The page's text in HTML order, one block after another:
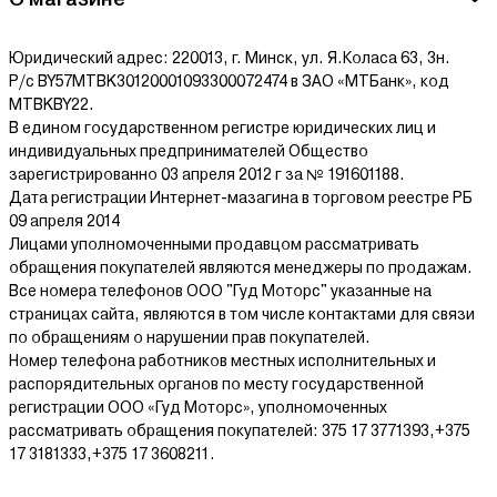
Двухколесные. Требование к грузовой тележке этого типа –
качественная теплоизоляция ручек и их расположение –
прямое или наклонное. Для удобства хвата могут быть
установлены наконечники из пластика или резины.
В крупными пневмоколесами.
Платформенные. Они рассчитаны на крупногабаритные
тяжелые грузы и их транспортировку на большие расстояния, а
при наличии пневмоколес – даже по плохим дорогам и
грунтовой поверхности. Наиболее крупные модели могут стать
полноценной заменой для автомобильного прицепа и
перевозить грузы весом до половины тонны. Наличие
откидывающегося борта особенно удобно для погрузки и
выгрузки.
Рельсовые. Предназначены для крупных предприятий, в
которых складские помещения и основные маршруты погрузки
оснащены рельсовой дорогой. тележка грузовая рельсовая
отличается надежностью и достаточно высокой
грузоподъемностью.
Купить складскую тележку с доставкой по
Беларуси
Юридический адрес: 220013, г. Минск, ул. Я.Коласа 63, 3н.
Р/с BY57MTBK30120001093300072474 в ЗАО «МТБанк», код
MTBKBY22.
В едином государственном регистре юридических лиц и
индивидуальных предпринимателей Общество
зарегистрированно 03 апреля 2012 г за № 191601188.
Дата регистрации Интернет-мазагина в торговом реестре РБ
09 апреля 2014
Лицами уполномоченными продавцом рассматривать
обращения покупателей являются менеджеры по продажам.
Все номера телефонов ООО "Гуд Моторс" указанные на
страницах сайта, являются в том числе контактами для связи
по обращениям о нарушении прав покупателей.
Номер телефона работников местных исполнительных и
распорядительных органов по месту государственной
регистрации ООО «Гуд Моторс», уполномоченных
рассматривать обращения покупателей: 375 17 3771393,+375
17 3181333,+375 17 3608211.